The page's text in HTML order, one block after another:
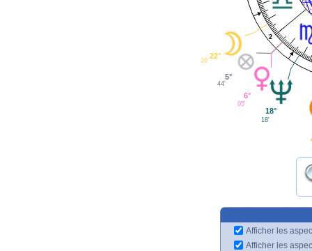
2
22°
26'
5°
44'
6°
05'
18°
18'
Afficher les
Afficher les